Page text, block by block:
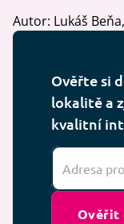
Autor: Lukáš
Ověřte si
lokalitě a
kvalitní
Ověřit